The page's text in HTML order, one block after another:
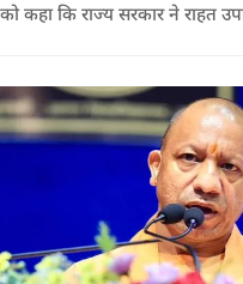
कहा कि राज्य सरकार ने राहत